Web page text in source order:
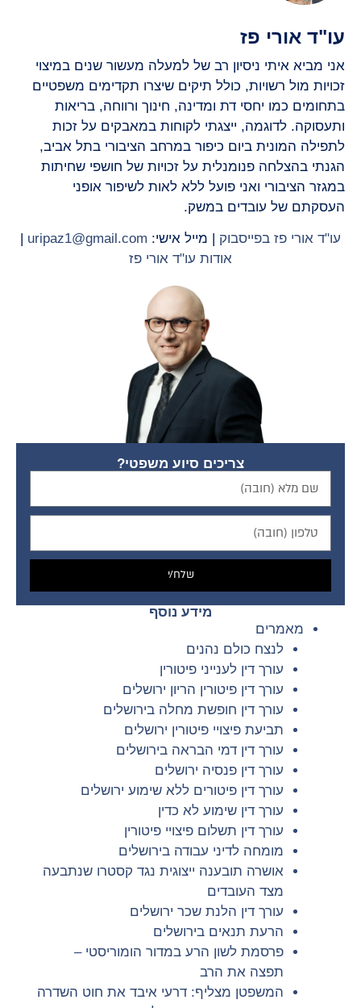
צריכים סיוע משפטי?
שלח/י
מידע נוסף
מאמרים
לנצח כולם נהנים
עורך דין לענייני פיטורין
עורך דין פיטורין הריון ירושלים
עורך דין חופשת מחלה בירושלים
תביעת פיצויי פיטורין ירושלים
עורך דין דמי הבראה בירושלים
עורך דין פנסיה ירושלים
עורך דין פיטורים ללא שימוע ירושלים
עורך דין שימוע לא כדין
עורך דין תשלום פיצויי פיטורין
מומחה לדיני עבודה בירושלים
אושרה תובענה ייצוגית נגד קסטרו שנתבעה
מצד העובדים
עורך דין הלנת שכר ירושלים
הרעת תנאים בירושלים
פרסמת לשון הרע במדור הומוריסטי –
תפצה את הרב
המשפטן מצליף: דרעי איבד את חוט השדרה
עו"ד אורי פז
אני מביא איתי ניסיון רב של למעלה מעשור שנים במיצוי
זכויות מול רשויות, כולל תיקים שיצרו תקדימים משפטיים
בתחומים כמו יחסי דת ומדינה, חינוך ורווחה, בריאות
ותעסוקה. לדוגמה, ייצגתי לקוחות במאבקים על זכות
לתפילה המונית ביום כיפור במרחב הציבורי בתל אביב,
הגנתי בהצלחה פנומנלית על זכויות של חושפי שחיתות
במגזר הציבורי ואני פועל ללא לאות לשיפור אופני
העסקתם של עובדים במשק.
עו"ד אורי פז בפייסבוק | מייל אישי: uripaz1@gmail.com
|
אודות עו"ד אורי פז